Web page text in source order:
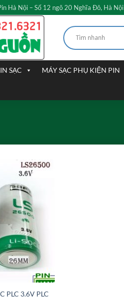
Hà Nội – Số 12 ngõ 20 Nghĩa Đô, Hà Nội
SẠC MÁY SẠC PHỤ KIỆN PIN
PLC 3.6V PLC